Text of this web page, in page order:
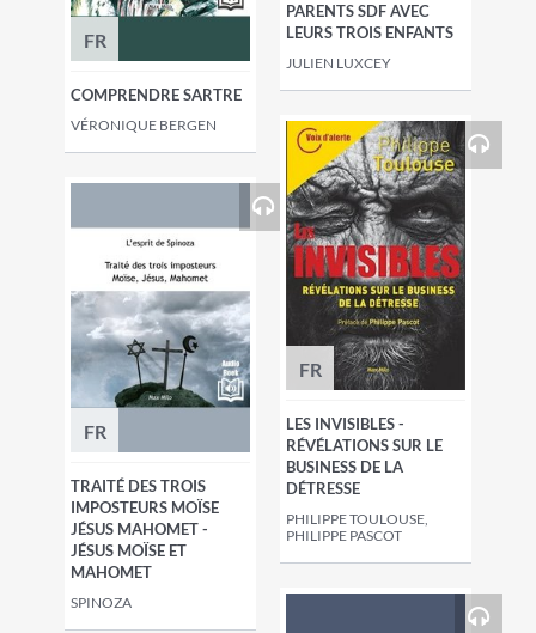
FR
COMPRENDRE SARTRE
VÉRONIQUE BERGEN
PARENTS SDF AVEC
LEURS TROIS ENFANTS
JULIEN LUXCEY
FR
TRAITÉ DES TROIS
IMPOSTEURS MOÏSE
JÉSUS MAHOMET -
JÉSUS MOÏSE ET
MAHOMET
SPINOZA
FR
LES INVISIBLES -
RÉVÉLATIONS SUR LE
BUSINESS DE LA
DÉTRESSE
PHILIPPE TOULOUSE,
PHILIPPE PASCOT